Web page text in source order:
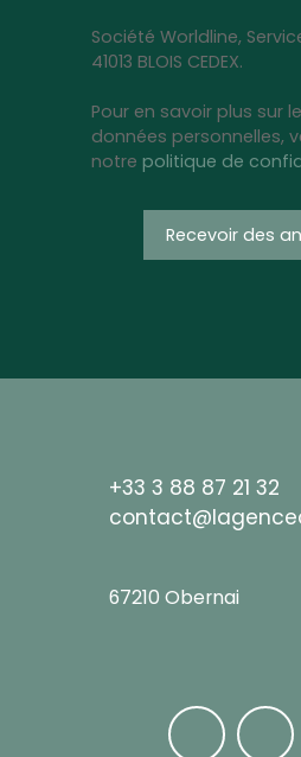
Société Worldline,
41013 BLOIS CEDEX.
Pour en savoir plus sur
données personnelles,
notre politique de
Recevoir des
+33 3 88 87 21 32
67210 Obernai